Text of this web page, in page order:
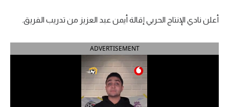
الدوري الإيطالي
أعلن نادي الإنتاج الحربي إقالة أيمن عبد العزيز من تدريب الفريق.
ADVERTISEMENT